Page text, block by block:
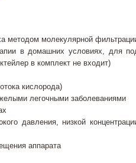
методом молекулярной
в домашних условиях, для
в комплект не входит)
кислорода)
легочными заболеваниями
давления, низкой
аппарата